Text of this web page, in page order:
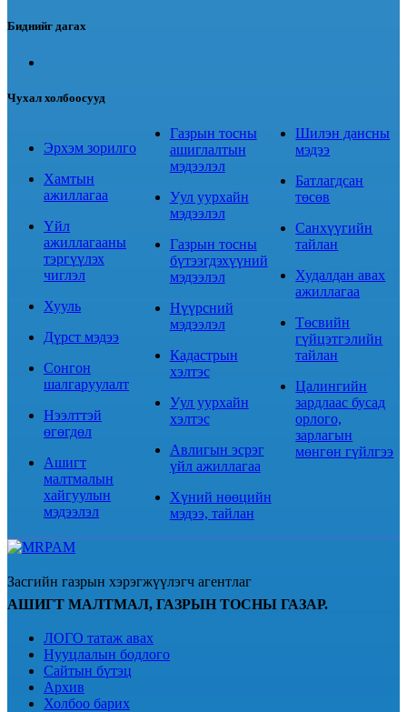
Биднийг дагах
Чухал холбоосууд
Эрхэм зорилго
Хамтын
ажиллагаа
Үйл
ажиллагааны
тэргүүлэх
чиглэл
Хууль
Дүрст мэдээ
Сонгон
шалгаруулалт
Нээлттэй
өгөгдөл
Ашигт
малтмалын
хайгуулын
мэдээлэл
Газрын тосны
ашиглалтын
мэдээлэл
Уул уурхайн
мэдээлэл
Газрын тосны
бүтээгдэхүүний
мэдээлэл
Нүүрсний
мэдээлэл
Кадастрын
хэлтэс
Уул уурхайн
хэлтэс
Авлигын эсрэг
үйл ажиллагаа
Хүний нөөцийн
мэдээ, тайлан
Шилэн дансны
мэдээ
Батлагдсан
төсөв
Санхүүгийн
тайлан
Худалдан авах
ажиллагаа
Төсвийн
гүйцэтгэлийн
тайлан
Цалингийн
зардлаас бусад
орлого,
зарлагын
мөнгөн гүйлгээ
Засгийн газрын хэрэгжүүлэгч агентлаг
АШИГТ МАЛТМАЛ, ГАЗРЫН ТОСНЫ ГАЗАР.
ЛОГО татаж авах
Нууцлалын бодлого
Сайтын бүтэц
Архив
Холбоо барих